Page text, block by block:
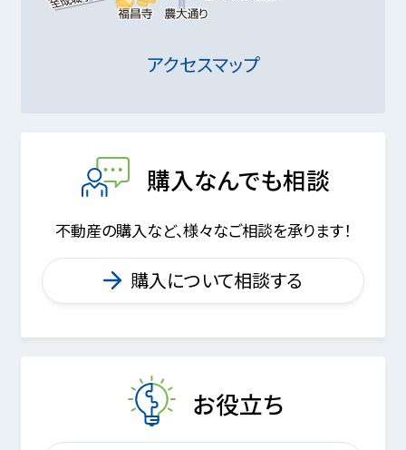
アクセスマップ
購入なんでも相談
不動産の購入など、様々なご相談を承ります！
購入について相談する
お役立ち